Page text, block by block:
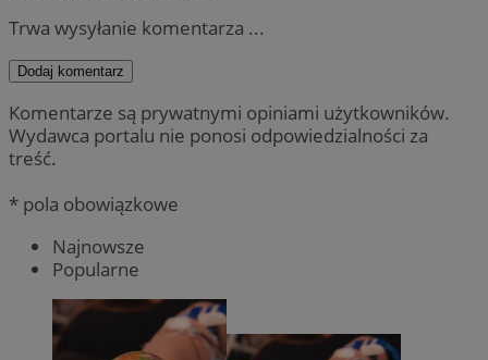
Trwa wysyłanie komentarza ...
Dodaj komentarz
Komentarze są prywatnymi opiniami użytkowników.
Wydawca portalu nie ponosi odpowiedzialności za
treść.
* pola obowiązkowe
Najnowsze
Popularne